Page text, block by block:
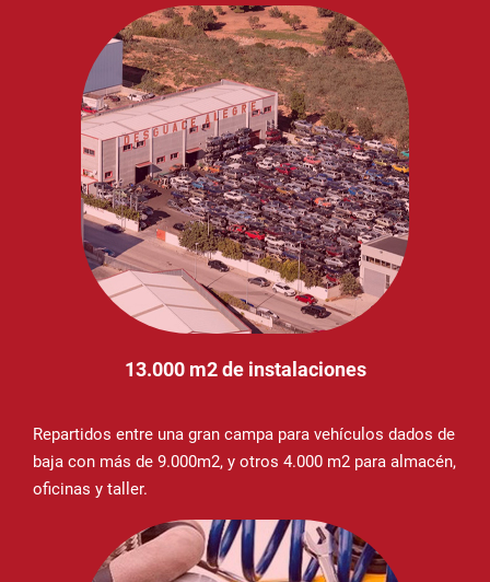
13.000 m2 de instalaciones
Repartidos entre una gran campa para vehículos dados de
baja con más de 9.000m2, y otros 4.000 m2 para almacén,
oficinas y taller.